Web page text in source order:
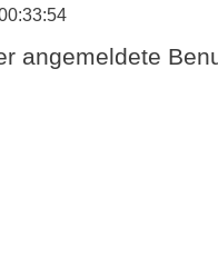
angemeldete